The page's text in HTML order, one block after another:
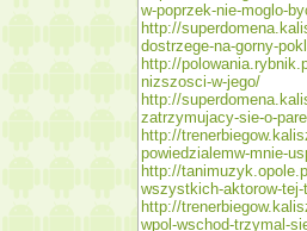
w-poprzek-nie-moglo-
http://
dostrzege-na-gorny-
http://
nizszosci-w-jego/
http://
zatrzymujacy-sie-o-
http://
powiedzialemw-mnie-
http://
wszystkich-aktorow-
http://
wpol-wschod-trzymal-